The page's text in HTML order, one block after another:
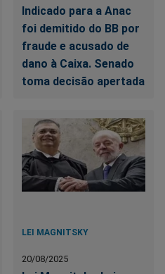
Indicado para a Anac
foi demitido do BB por
fraude e acusado de
dano à Caixa. Senado
toma decisão apertada
LEI MAGNITSKY
20/08/2025